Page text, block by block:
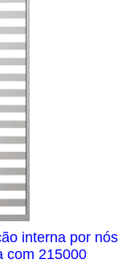
interna por nós
com 215000